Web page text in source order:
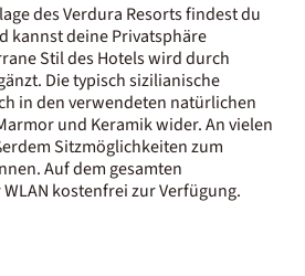
des Verdura Resorts findest du
kannst deine Privatsphäre
Stil des Hotels wird durch
Die typisch sizilianische
in den verwendeten natürlichen
und Keramik wider. An vielen
Sitzmöglichkeiten zum
Auf dem gesamten
kostenfrei zur Verfügung.